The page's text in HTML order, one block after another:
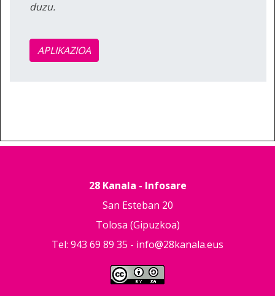
duzu.
APLIKAZIOA
28 Kanala - Infosare
San Esteban 20
Tolosa (Gipuzkoa)
Tel: 943 69 89 35 - info@28kanala.eus